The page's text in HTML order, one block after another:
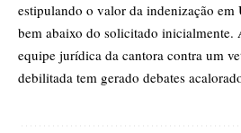
estipulando o valor da indenização
bem abaixo do solicitado inicialmente.
equipe jurídica da cantora contra um
debilitada tem gerado debates